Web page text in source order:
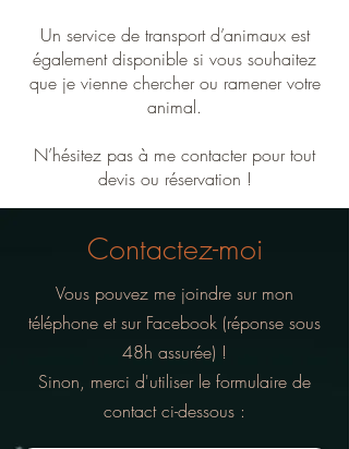
Un service de transport d’animaux est
également disponible si vous souhaitez
que je vienne chercher ou ramener votre
animal.
N’hésitez pas à me contacter pour tout
devis ou réservation !
Contactez-moi
Vous pouvez me joindre sur mon
téléphone et sur Facebook (réponse sous
48h assurée) !
Sinon, merci d'utiliser le formulaire de
contact ci-dessous :